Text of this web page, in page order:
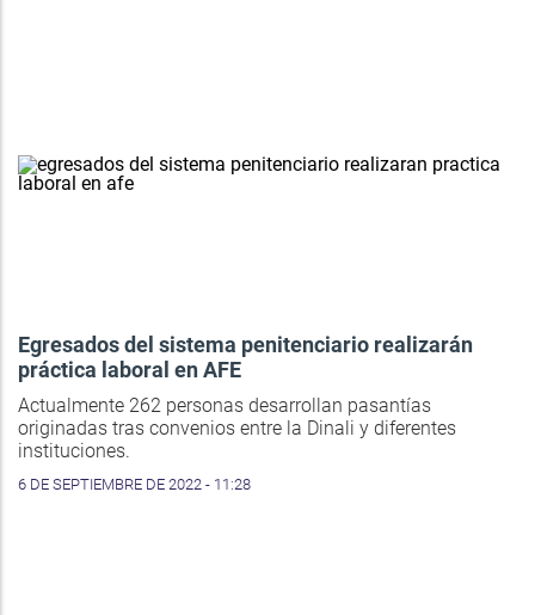
Egresados del sistema penitenciario realizarán
práctica laboral en AFE
Actualmente 262 personas desarrollan pasantías
originadas tras convenios entre la Dinali y diferentes
instituciones.
6 DE SEPTIEMBRE DE 2022 - 11:28